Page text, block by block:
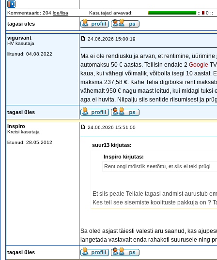
Kommentaarid: 204 loe/lisa Kasutajad arvavad: :: 0 ::
tagasi üles
vigurvänt
HV kasutaja
liitunud: 04.08.2022
24.06.2026 15:00:19
Ma ei ole rendiusku ja arvan, et rentimine,
automaksu 50 € aastas. Tellisin endale 2 Google
kaua, kui vähegi võimalik, võibolla isegi 10 aastat.
maksma 237,58 €. Kahe Telia digiboksi rent
vähemalt 950 € nagu maast leitud, kui midagi
aga ei huvita. Niipalju siis sentide riisumisest ja
tagasi üles
Inspiro
Kreisi kasutaja
liitunud: 28.05.2012
24.06.2026 15:51:00
suur13 kirjutas:
Inspiro kirjutas:
Rent ongi mõistlik seetõttu, et siis ei teki prügi
Et siis peale Teliale tagasi andmist aurustub
Kes teil see sisemiste koolituste pakkuja on ?
Sa oled asjast täiesti valesti aru saanud, kas
langetada vastavalt enda rahakoti suurusele ning
tagasi üles